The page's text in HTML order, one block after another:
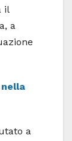
il
a
a